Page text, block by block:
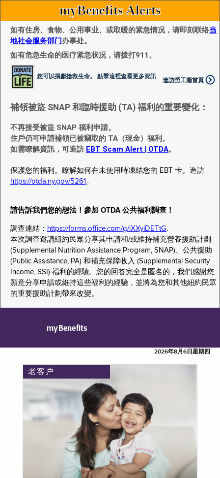
myBenefits Alerts
如有住房、食物、公用事业、或取暖的紧急情况，请即刻联络当
地社会服务部门办事处。
如有危急生命的医疗紧急状况，请拨打911。
您可以捐獻搶救生命。 點擊這裡查看更多資訊
造訪勞工廰首頁
補領被盜 SNAP 和臨時援助 (TA) 福利的重要變化：
不再接受被盜 SNAP 福利申請。
住戶仍可申請補領已被竊取的 TA（現金）福利。
如需瞭解資訊，可造訪 EBT Scam Alert | OTDA。
保護您的福利。瞭解如何在未使用時凍結您的 EBT 卡。造訪
https://otda.ny.gov/5261 。
請告訴我們您的想法！參加 OTDA 公共福利調查！
調查連結： https://forms.office.com/g/iXXyiDETtG.
本次調查邀請紐約民眾分享其申請和/或維持補充營養援助計劃
(Supplemental Nutrition Assistance Program, SNAP)、公共援助
(Public Assistance, PA) 和補充保障收入 (Supplemental Security
Income, SSI) 福利的經驗。您的回答完全是匿名的，我們感謝您
願意分享申請或維持這些福利的經驗，並將為您和其他紐約民眾
的重要援助計劃帶來改變。
myBenefits
2026年8月6日星期四
老客户